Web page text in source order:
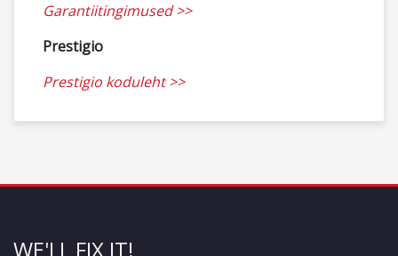
Garantiitingimused >>
Prestigio
Prestigio koduleht >>
WE'LL FIX IT!